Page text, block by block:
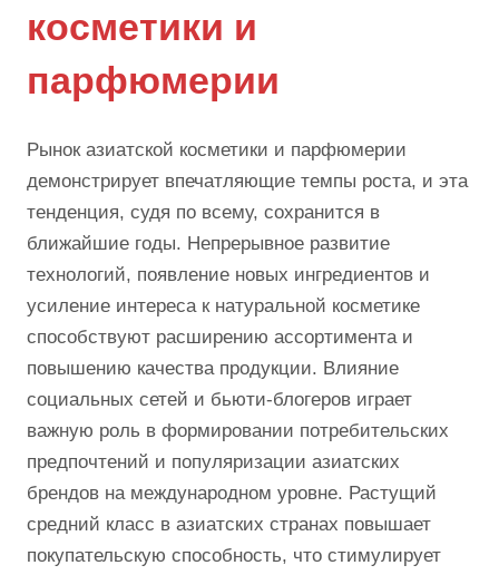
косметики и
парфюмерии
Рынок азиатской косметики и парфюмерии
демонстрирует впечатляющие темпы роста, и эта
тенденция, судя по всему, сохранится в
ближайшие годы. Непрерывное развитие
технологий, появление новых ингредиентов и
усиление интереса к натуральной косметике
способствуют расширению ассортимента и
повышению качества продукции. Влияние
социальных сетей и бьюти-блогеров играет
важную роль в формировании потребительских
предпочтений и популяризации азиатских
брендов на международном уровне. Растущий
средний класс в азиатских странах повышает
покупательскую способность, что стимулирует